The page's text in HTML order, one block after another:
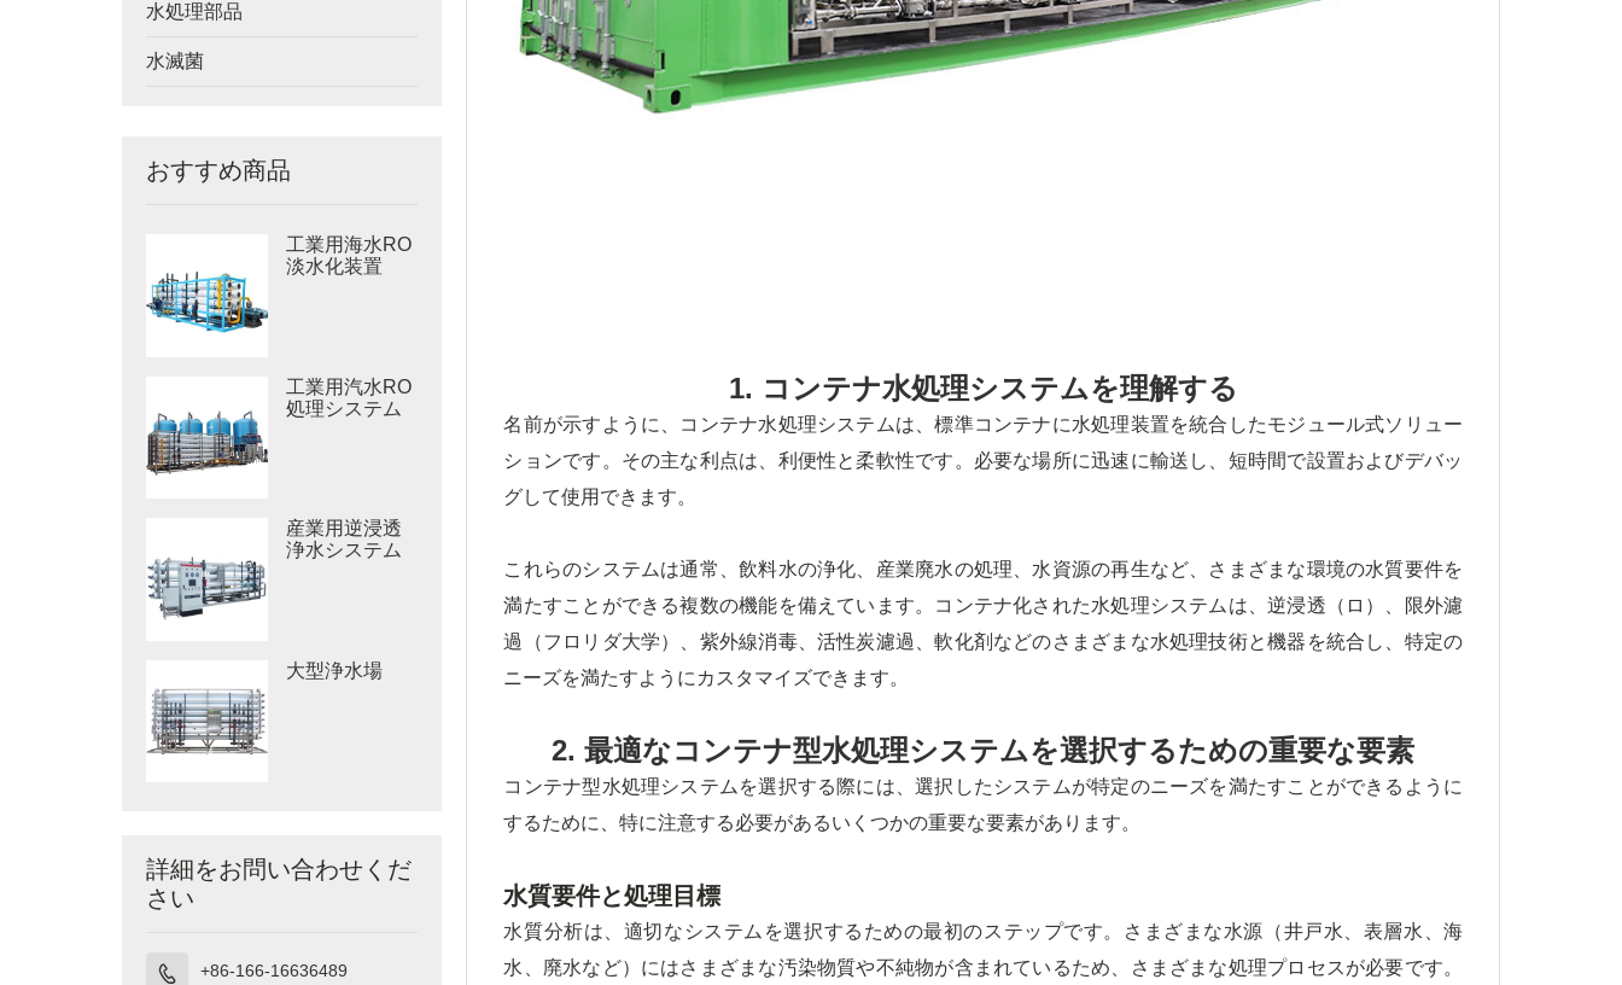
水処理部品
水滅菌
おすすめ商品
工業用海水RO
淡水化装置
工業用汽水RO
処理システム
産業用逆浸透
浄水システム
大型浄水場
詳細をお問い合わせくだ
さい
 +86-166-16636489
1. コンテナ水処理システムを理解する
名前が示すように、コンテナ水処理システムは、標準コンテナに水処理装置を統合したモジュール式ソリュー
ションです。その主な利点は、利便性と柔軟性です。必要な場所に迅速に輸送し、短時間で設置およびデバッ
グして使用できます。
これらのシステムは通常、飲料水の浄化、産業廃水の処理、水資源の再生など、さまざまな環境の水質要件を
満たすことができる複数の機能を備えています。コンテナ化された水処理システムは、逆浸透（ロ）、限外濾
過（フロリダ大学）、紫外線消毒、活性炭濾過、軟化剤などのさまざまな水処理技術と機器を統合し、特定の
ニーズを満たすようにカスタマイズできます。
2. 最適なコンテナ型水処理システムを選択するための重要な要素
コンテナ型水処理システムを選択する際には、選択したシステムが特定のニーズを満たすことができるように
するために、特に注意する必要があるいくつかの重要な要素があります。
水質要件と処理目標
水質分析は、適切なシステムを選択するための最初のステップです。さまざまな水源（井戸水、表層水、海
水、廃水など）にはさまざまな汚染物質や不純物が含まれているため、さまざまな処理プロセスが必要です。